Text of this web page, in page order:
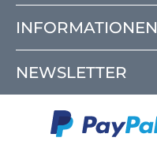
INFORMATIONEN
NEWSLETTER